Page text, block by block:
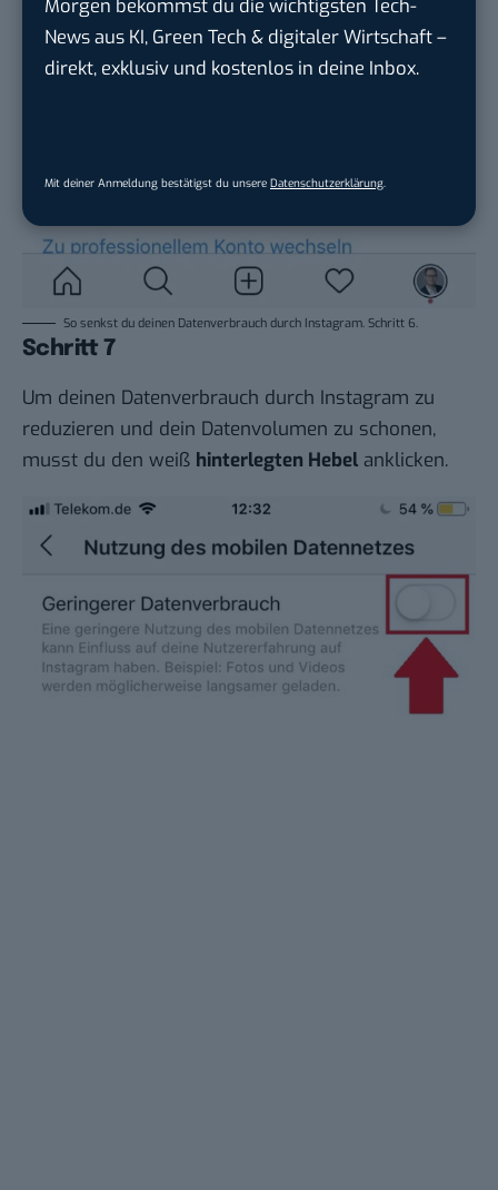
Morgen bekommst du die wichtigsten Tech-
News aus KI, Green Tech & digitaler Wirtschaft –
direkt, exklusiv und kostenlos in deine Inbox.
Mit deiner Anmeldung bestätigst du unsere Datenschutzerklärung
So senkst du deinen Datenverbrauch durch Instagram. Schritt 6.
Schritt 7
Um deinen Datenverbrauch durch Instagram zu
reduzieren und dein Datenvolumen zu schonen,
musst du den weiß hinterlegten Hebel anklicken.